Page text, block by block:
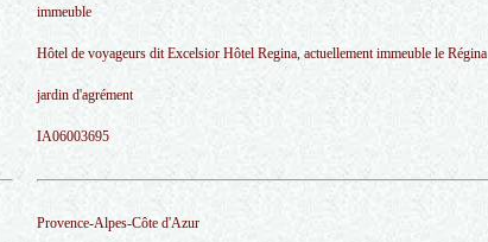
immeuble
Hôtel de voyageurs dit Excelsior Hôtel Regina, actuellement immeuble le Régina
jardin d'agrément
IA06003695
Provence-Alpes-Côte d'Azur